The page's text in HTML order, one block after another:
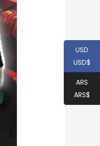
USD
USD$
ARS
ARS$